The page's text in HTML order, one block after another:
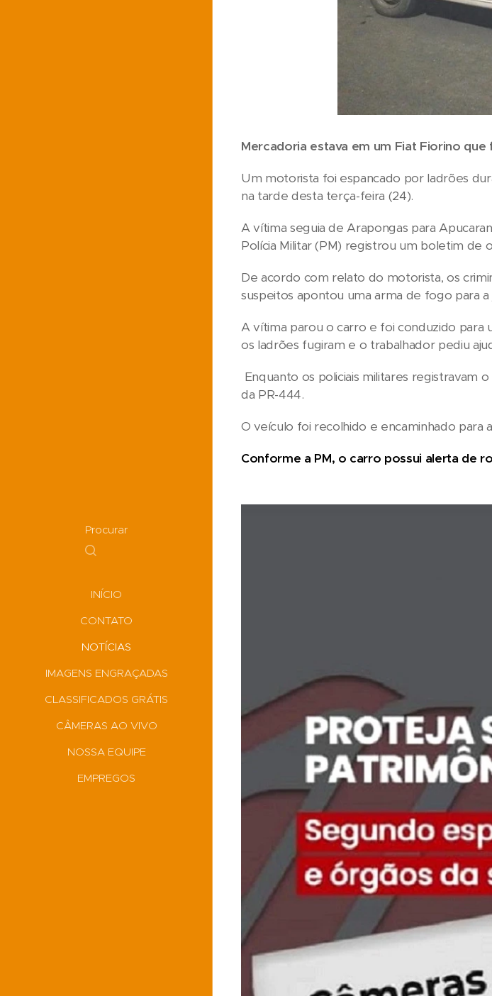
Procurar
INÍCIO
CONTATO
NOTÍCIAS
IMAGENS ENGRAÇADAS
CLASSIFICADOS GRÁTIS
CÂMERAS AO VIVO
NOSSA EQUIPE
EMPREGOS
Mercadoria estava em um Fiat Fiorino
Um motorista foi espancado por ladrões
na tarde desta terça-feira (24).
A vítima seguia de Arapongas para
Polícia Militar (PM) registrou um boletim de
De acordo com relato do motorista, os
suspeitos apontou uma arma de fogo para
A vítima parou o carro e foi conduzido para
os ladrões fugiram e o trabalhador pediu
Enquanto os policiais militares registravam
da PR-444.
O veículo foi recolhido e encaminhado para
Conforme a PM, o carro possui alerta de